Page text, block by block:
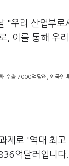
"우리 산업부
, 이를 통해 우
수출 7000억달러, 외국
제로 '역대 최
억달러입니